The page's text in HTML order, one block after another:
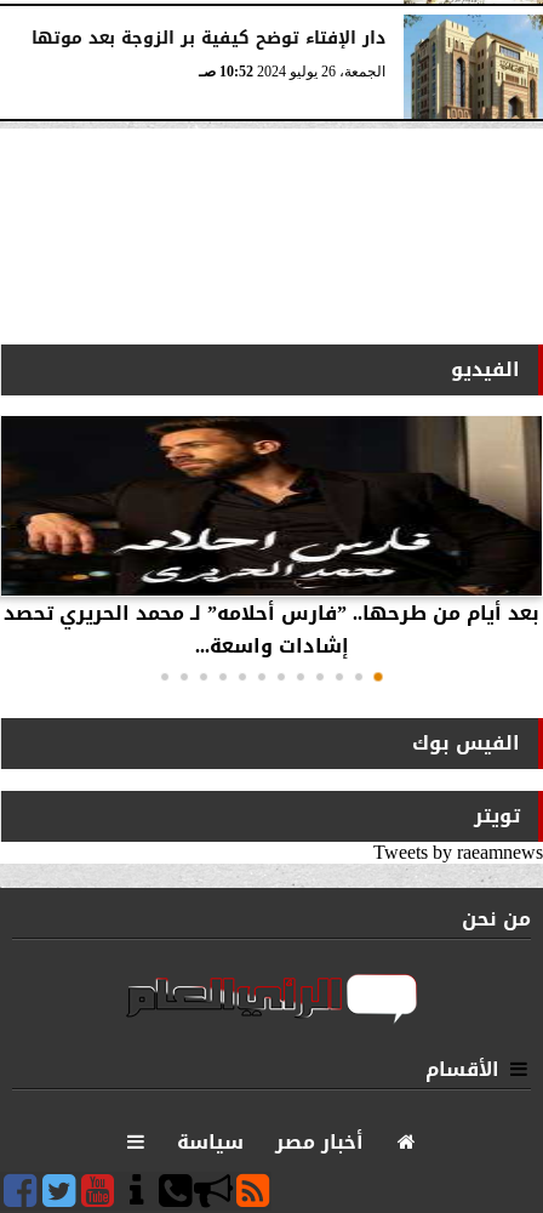
دار الإفتاء توضح كيفية بر الزوجة بعد موتها
الجمعة، 26 يوليو 2024 10:52 صـ
الفيديو
بعد أيام من طرحها.. ”فارس أحلامه” لـ محمد الحريري تحصد
إشادات واسعة...
الفيس بوك
تويتر
Tweets by raeamnews
من نحن
الأقسام
أخبار مصر
سياسة